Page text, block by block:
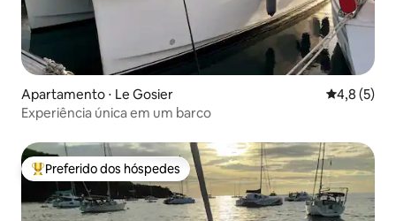
Apartamento ⋅ Le Gosier 4,8 de
4,8 (5)
Experiência única em um barco
Entre os melhores preferidos dos hóspedes
Preferido dos hóspedes